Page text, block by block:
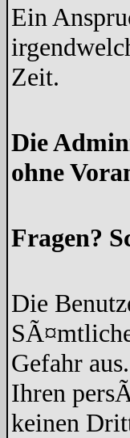
Ein
Zeit.
Die
ohne
Fragen?
Die
Gefahr
Ihren
keinen